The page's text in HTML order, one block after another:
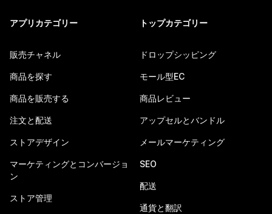
アプリカテゴリー
販売チャネル
商品を探す
商品を販売する
注文と配送
ストアデザイン
マーケティングとコンバージョ
ン
ストア管理
トップカテゴリー
ドロップシッピング
モール型EC
商品レビュー
アップセルとバンドル
メールマーケティング
SEO
配送
通貨と翻訳